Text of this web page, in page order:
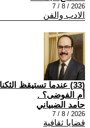
2026 / 8 / 7
الادب والفن
(33) عندما تستيقظ
أم الفوضى؟ .
حامد الضبياني
2026 / 8 / 7
قضايا ثقافية